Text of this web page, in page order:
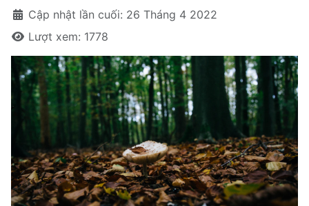
Cập nhật lần cuối: 26 Tháng 4 2022
Lượt xem: 1778